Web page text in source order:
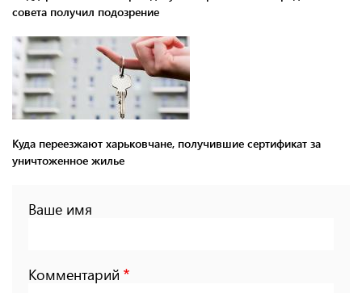
совета получил подозрение
Куда переезжают харьковчане, получившие сертификат за
уничтоженное жилье
Ваше имя
Комментарий